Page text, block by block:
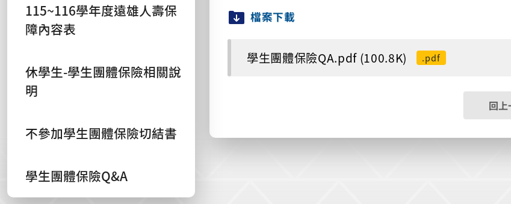
115~116學年度遠雄人壽保
障內容表
休學生-學生團體保險相關說
明
不參加學生團體保險切結書
學生團體保險Q&A
檔案下載
學生團體保險QA.pdf (100.8K) .pdf
回上